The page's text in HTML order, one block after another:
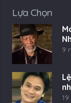
Lựa Chọn
9